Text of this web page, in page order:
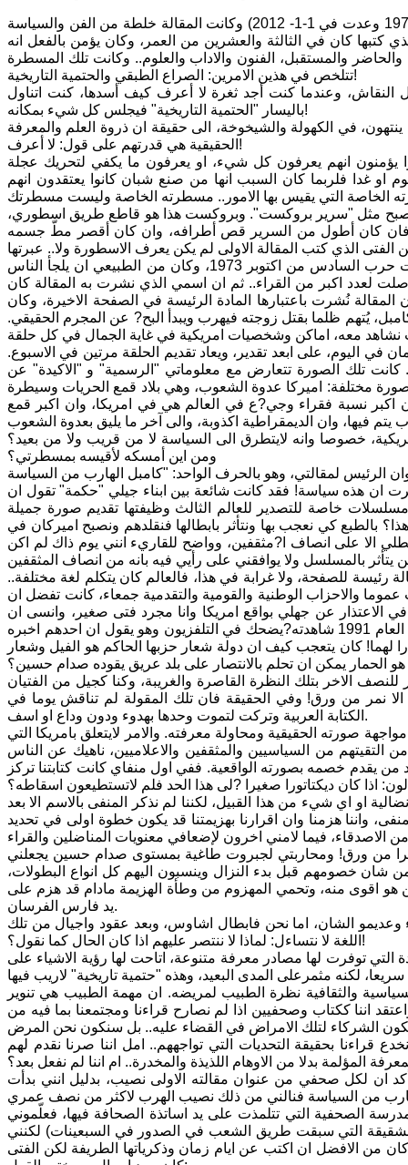
كنت قد عدت من منفى امتد لاربعة وثلاثين عاما متصلة (غادرت العراق في 2-10-1978 وعدت في 1-1- 2012) وكانت المقالة خلطة من الفن والسياسة
كتبها كان في الثالثة والعشرين من العمر، وكان يؤمن بالفعل انه
والمستقبل، الفنون والاداب والعلوم.. وكانت تلك المسطرة
تتلخص في هذين الامرين: الصراع الطبقي والحتمية التاريخية!
وعندما كنت أجد ثغرة لا أعرف كيف أسدها، كنت اتناول
باليسار "الحتمية التاريخية" فيجلس كل شيء بمكانه!
في الكهولة والشيخوخة، الى حقيقة ان ذروة العلم والمعرفة
الحقيقية هي قدرتهم على قول: لا أعرف!
يؤمنون انهم يعرفون كل شيء، او يعرفون ما يكفي لتحريك عجلة
او غدا فلربما كان السبب انها من صنع شبان كانوا يعتقدون انهم
تصبح مثل "سرير بروكست". وبروكست هذا هو قاطع طريق اسطوري،
فان كان أطول من السرير قص أطرافه، وان كان أقصر مطّ جسمه
كنت مأخوذا بضربة الحظ التي رافقت خطوتي الاولى ، ففي يوم نشر المقالة وقعت حرب السادس من اكتوبر 1973، وكان من الطبيعي ان يلجأ الناس
لعدد اكبر من القراء.. ثم ان اسمي الذي نشرت به المقالة كان
نُشرت باعتبارها المادة الرئيسة في الصفحة الاخيرة، وكان
ظلما بقتل زوجته فيهرب ويبدأ البح? عن المجرم الحقيقي.
في اليوم، على ابعد تقدير، ويعاد تقديم الحلقة مرتين في الاسبوع.
تلك الصورة تتعارض مع معلوماتي "الرسمية" و "الاكيدة" عن
مختلفة: اميركا عدوة الشعوب، وهي بلاد قمع الحريات وسيطرة
اكبر نسبة فقراء وجي?ع في العالم هي في امريكا، وان اكبر قمع
خصوصا وانه لايتطرق الى السياسة لا من قريب ولا من بعيد؟
ومن اين أمسكه لأقيسه بمسطرتي؟
ان هذه سياسة! فقد كانت شائعة بين ابناء جيلي "حكمة" تقول ان
خاصة للتصدير للعالم الثالث وظيفتها تقديم صورة جميلة
بالطبع كي نعجب بها ونتأثر بابطالها فنقلدهم ونصبح اميركان في
الا على انصاف ا?مثقفين، وواضح للقاريء انني يوم ذاك لم اكن
للصفحة، ولا غرابة في هذا، فالعالم كان يتكلم لغة مختلفة..
عموما والاحزاب الوطنية والقومية والتقدمية جمعاء، كانت تفضل ان
الاعتذار عن جهلي بواقع امريكا وانا مجرد فتى صغير، وانسى ان
صدام حسين نفسه كان اكثر جهلا مني بها؟ فهو بعد ان دخل معها الحرب الاولى في العام 1991 شاهدته?يضحك في التلفزيون وهو يقول ان احدهم اخبره
لهما! كان يتعجب كيف ان دولة شعار حزبها الحاكم هو الفيل وشعار
الاخر بتلك النظرة القاصرة والغريبة، وكنا كجيل من الفتيان
نمر من ورق! وفي الحقيقة فان تلك المقولة لم تناقش يوما في
الكتابة العربية وتركت لتموت وحدها بهدوء ودون وداع او اسف.
صورته الحقيقية ومحاولة معرفته. والامر لايتعلق بامريكا التي
من السياسيين والمثقفين والاعلاميين، ناهيك عن الناس
من يقدم خصمه بصورته الواقعية. ففي اول منفاي كانت كتابتنا تركز
اذا كان ديكتاتورا صغيرا ?لى هذا الحد فلم لاتستطيعون اسقاطه؟
او اي شيء من هذا القبيل، لكننا لم نذكر المنفى بالاسم الا بعد
واننا هزمنا وان اقرارنا بهزيمتنا قد يكون خطوة اولى في تحديد
من ورق! ومحاربتي لجبروت طاغية بمستوى صدام حسين يجعلني
شان خصومهم قبل بدء النزال وينسبون اليهم كل انواع البطولات،
هو اقوى منه، وتحمي المهزوم من وطأة الهزيمة مادام قد هزم على
يد فارس الفرسان.
وعديمو الشان، اما نحن فابطال اشاوس، وبعد عقود واجيال من تلك
اللغة لا نتساءل: لماذا لا ننتصر عليهم اذا كان الحال كما نقول؟!
توفرت لها مصادر معرفة متنوعة، اتاحت لها رؤية الاشياء على
والثقافية نظرة الطبيب لمريضه. ان مهمة الطبيب هي تنوير
اننا ككتاب وصحفيين اذا لم نصارح قراءنا ومجتمعنا بما فيه من
قراءنا بحقيقة التحديات التي تواجههم.. امل اننا صرنا نقدم لهم
لكل صحفي من عنوان مقالته الاولى نصيب، بدليل انني بدأت
الصحفية التي تتلمذت على يد اساتذة الصحافة فيها، فعلّموني
التي سبقت طريق الشعب في الصدور في السبعينات) لكنني
من الافضل ان اكتب عن ايام زمان وذكرياتها الطريفة لكن الفتى